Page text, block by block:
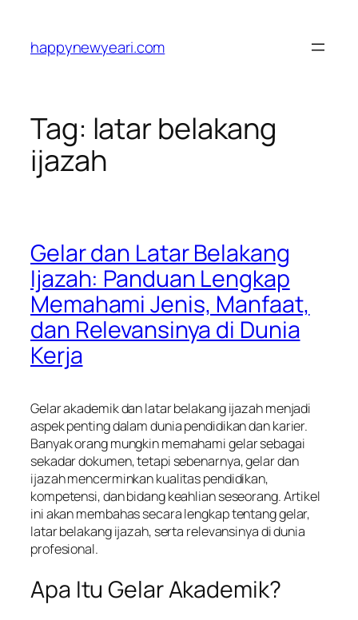
content
happynewyeari.com
Tag: latar belakang
ijazah
Gelar dan Latar Belakang
Ijazah: Panduan Lengkap
Memahami Jenis, Manfaat,
dan Relevansinya di Dunia
Kerja
Gelar akademik dan latar belakang ijazah menjadi
aspek penting dalam dunia pendidikan dan karier.
Banyak orang mungkin memahami gelar sebagai
sekadar dokumen, tetapi sebenarnya, gelar dan
ijazah mencerminkan kualitas pendidikan,
kompetensi, dan bidang keahlian seseorang. Artikel
ini akan membahas secara lengkap tentang gelar,
latar belakang ijazah, serta relevansinya di dunia
profesional.
Apa Itu Gelar Akademik?